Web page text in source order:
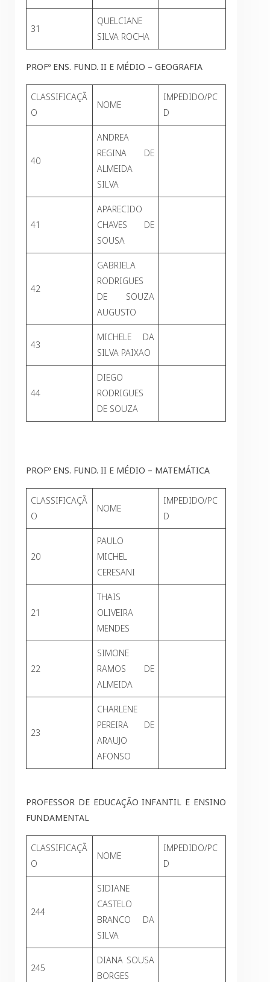
31
QUELCIANE
SILVA ROCHA
PROFº ENS. FUND. II E MÉDIO – GEOGRAFIA
CLASSIFICAÇÃ
O
NOME
IMPEDIDO/PC
D
40
ANDREA
REGINA DE
ALMEIDA
SILVA
41
APARECIDO
CHAVES DE
SOUSA
42
GABRIELA
RODRIGUES
DE SOUZA
AUGUSTO
43
MICHELE DA
SILVA PAIXAO
44
DIEGO
RODRIGUES
DE SOUZA
PROFº ENS. FUND. II E MÉDIO – MATEMÁTICA
CLASSIFICAÇÃ
O
NOME
IMPEDIDO/PC
D
20
PAULO
MICHEL
CERESANI
21
THAIS
OLIVEIRA
MENDES
22
SIMONE
RAMOS DE
ALMEIDA
23
CHARLENE
PEREIRA DE
ARAUJO
AFONSO
PROFESSOR DE EDUCAÇÃO INFANTIL E ENSINO
FUNDAMENTAL
CLASSIFICAÇÃ
O
NOME
IMPEDIDO/PC
D
244
SIDIANE
CASTELO
BRANCO DA
SILVA
245
DIANA SOUSA
BORGES